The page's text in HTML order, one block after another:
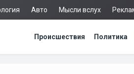
Авто Мысли вслух
Происшествия Политика